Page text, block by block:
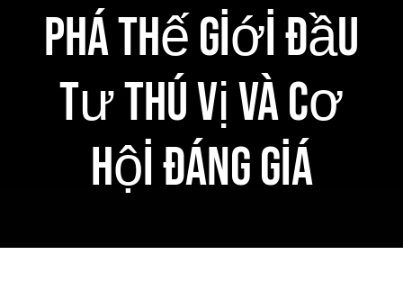
Phá Thế Giới Đầu
Tư Thú Vị và Cơ
Hội Đáng Giá